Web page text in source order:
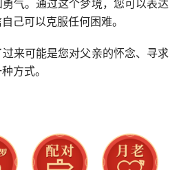
气。通过这个梦境，您可以表达
己可以克服任何困难。
来可能是您对父亲的怀念、寻求
方式。